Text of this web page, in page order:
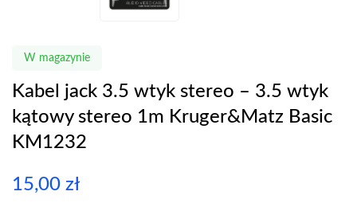
W magazynie
Kabel jack 3.5 wtyk stereo – 3.5 wtyk
kątowy stereo 1m Kruger&Matz Basic
KM1232
15,00 zł